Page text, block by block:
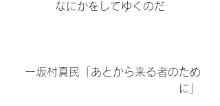
なにかをしてゆくのだ
ー坂村真民「あとから来る者のため
に」